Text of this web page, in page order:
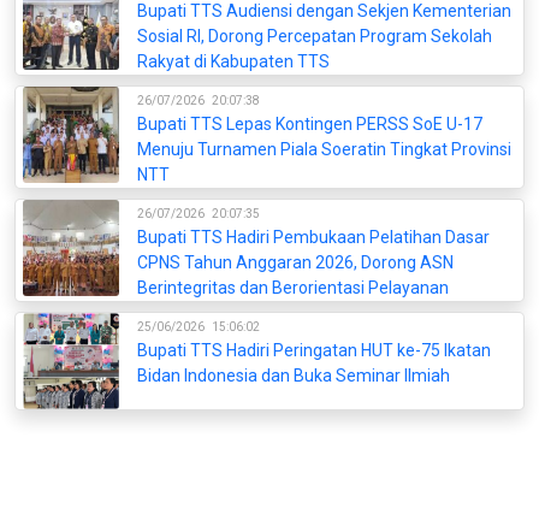
Bupati TTS Audiensi dengan Sekjen Kementerian
Sosial RI, Dorong Percepatan Program Sekolah
Rakyat di Kabupaten TTS
26/07/2026 20:07:38
Bupati TTS Lepas Kontingen PERSS SoE U-17
Menuju Turnamen Piala Soeratin Tingkat Provinsi
NTT
26/07/2026 20:07:35
Bupati TTS Hadiri Pembukaan Pelatihan Dasar
CPNS Tahun Anggaran 2026, Dorong ASN
Berintegritas dan Berorientasi Pelayanan
25/06/2026 15:06:02
Bupati TTS Hadiri Peringatan HUT ke-75 Ikatan
Bidan Indonesia dan Buka Seminar Ilmiah